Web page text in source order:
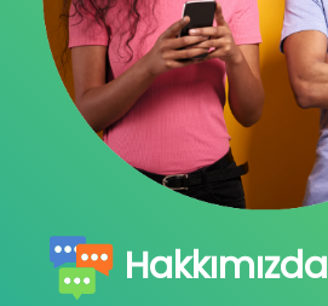
Hakkımızda